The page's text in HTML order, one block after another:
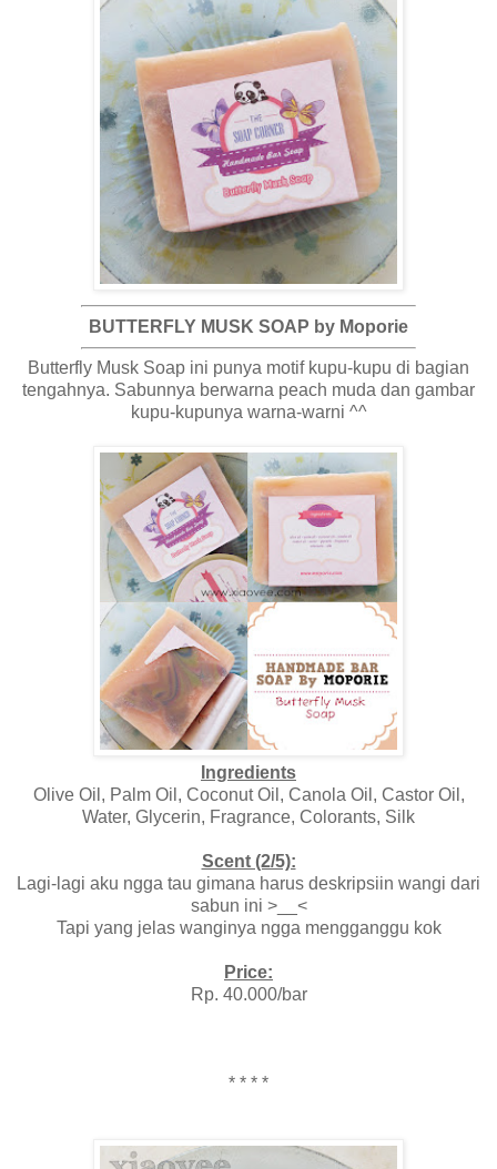
BUTTERFLY MUSK SOAP by Moporie
Butterfly Musk Soap ini punya motif kupu-kupu di bagian
tengahnya. Sabunnya berwarna peach muda dan gambar
kupu-kupunya warna-warni ^^
Ingredients
Olive Oil, Palm Oil, Coconut Oil, Canola Oil, Castor Oil,
Water, Glycerin, Fragrance, Colorants, Silk
Scent (2/5):
Lagi-lagi aku ngga tau gimana harus deskripsiin wangi dari
sabun ini >__<
Tapi yang jelas wanginya ngga mengganggu kok
Price:
Rp. 40.000/bar
* * * *